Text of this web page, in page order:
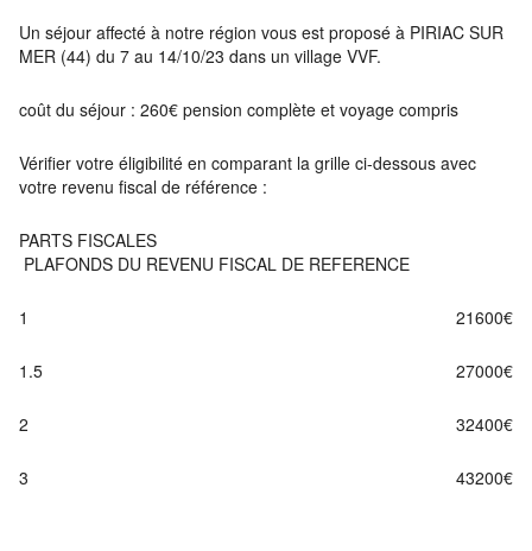
Un séjour affecté à notre région vous est proposé à PIRIAC SUR
MER (44) du 7 au 14/10/23 dans un village VVF.
coût du séjour : 260€ pension complète et voyage compris
Vérifier votre éligibilité en comparant la grille ci-dessous avec
votre revenu fiscal de référence :
PARTS FISCALES
PLAFONDS DU REVENU FISCAL DE REFERENCE
1 21600€
1.5 27000€
2 32400€
3 43200€